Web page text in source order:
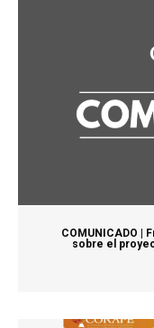
COMUNICADO |
sobre el